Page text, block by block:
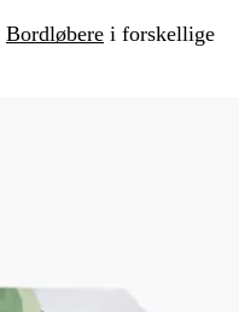
Bordløbere i forskellige